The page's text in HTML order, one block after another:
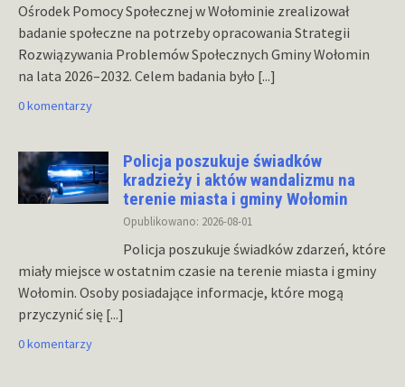
Ośrodek Pomocy Społecznej w Wołominie zrealizował
badanie społeczne na potrzeby opracowania Strategii
Rozwiązywania Problemów Społecznych Gminy Wołomin
na lata 2026–2032. Celem badania było [...]
0 komentarzy
Policja poszukuje świadków
kradzieży i aktów wandalizmu na
terenie miasta i gminy Wołomin
Opublikowano: 2026-08-01
Policja poszukuje świadków zdarzeń, które
miały miejsce w ostatnim czasie na terenie miasta i gminy
Wołomin. Osoby posiadające informacje, które mogą
przyczynić się [...]
0 komentarzy